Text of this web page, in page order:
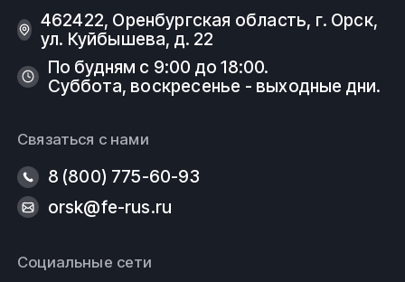
462422, Оренбургская область, г. Орск,
ул. Куйбышева, д. 22
По будням с 9:00 до 18:00.
Суббота, воскресенье - выходные дни.
Связаться с нами
8 (800) 775-60-93
orsk@fe-rus.ru
Социальные сети